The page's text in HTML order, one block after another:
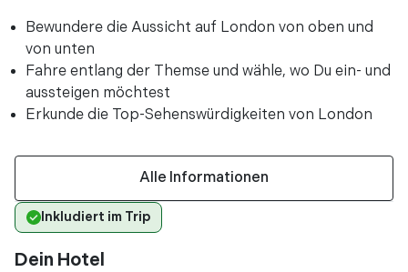
Bewundere die Aussicht auf London von oben und
von unten
Fahre entlang der Themse und wähle, wo Du ein- und
aussteigen möchtest
Erkunde die Top-Sehenswürdigkeiten von London
Alle Informationen
Inkludiert im Trip
Dein Hotel